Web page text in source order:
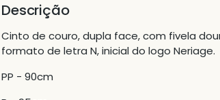
Descrição
Cinto de couro, dupla face, com fivela
formato de letra N, inicial do logo Neriage.
PP - 90cm